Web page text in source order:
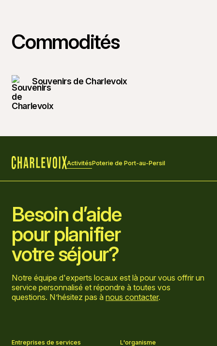
Commodités
Souvenirs de Charlevoix
ActivitésPoterie de Port-au-Persil
Besoin d’aide
pour planifier
votre séjour?
Notre équipe d'experts locaux est là pour vous offrir un
service personnalisé et répondre à toutes vos
questions. N’hésitez pas à nous contacter.
Entreprises de services L'organisme